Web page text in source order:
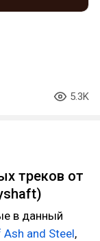
5.3K
треков от
в данный
Ash and Steel,